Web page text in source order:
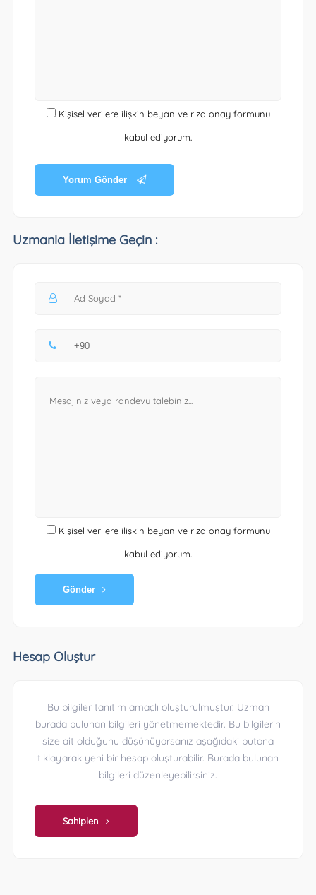
Kişisel verilere ilişkin beyan ve rıza onay formunu
kabul ediyorum.
Yorum Gönder
Uzmanla İletişime Geçin :
Kişisel verilere ilişkin beyan ve rıza onay formunu
kabul ediyorum.
Gönder
Hesap Oluştur
Bu bilgiler tanıtım amaçlı oluşturulmuştur. Uzman
burada bulunan bilgileri yönetmemektedir. Bu bilgilerin
size ait olduğunu düşünüyorsanız aşağıdaki butona
tıklayarak yeni bir hesap oluşturabilir. Burada bulunan
bilgileri düzenleyebilirsiniz.
Sahiplen